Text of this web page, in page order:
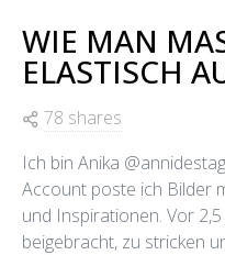
WIE MAN
ELASTISCH
78 shares
Ich bin Anika
Account poste ich Bilder
und Inspirationen. Vor
beigebracht, zu stricken